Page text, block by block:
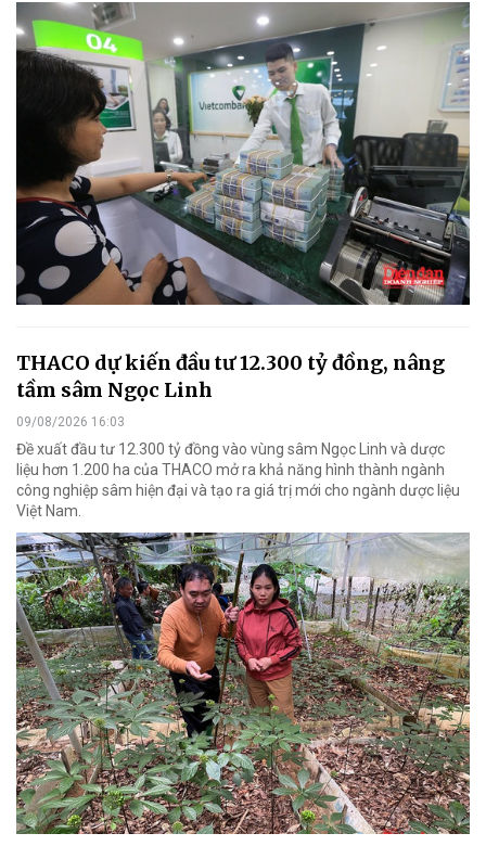
THACO dự kiến đầu tư 12.300 tỷ đồng, nâng
tầm sâm Ngọc Linh
09/08/2026 16:03
Đề xuất đầu tư 12.300 tỷ đồng vào vùng sâm Ngọc Linh và dược
liệu hơn 1.200 ha của THACO mở ra khả năng hình thành ngành
công nghiệp sâm hiện đại và tạo ra giá trị mới cho ngành dược liệu
Việt Nam.